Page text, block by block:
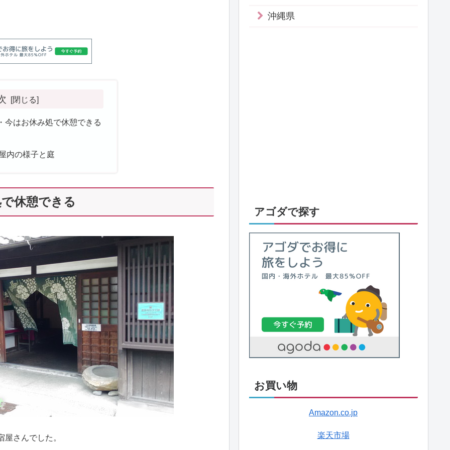
今はお休み処で休憩できる
内の様子と庭
休憩できる
さんでした。
沖縄県
アゴダで探す
お買い物
Amazon.co.jp
楽天市場